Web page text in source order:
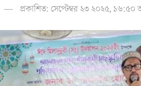
প্রকাশিত: সেপ্টেম্বর ২৩ ২০২৫, ১৬:৫০